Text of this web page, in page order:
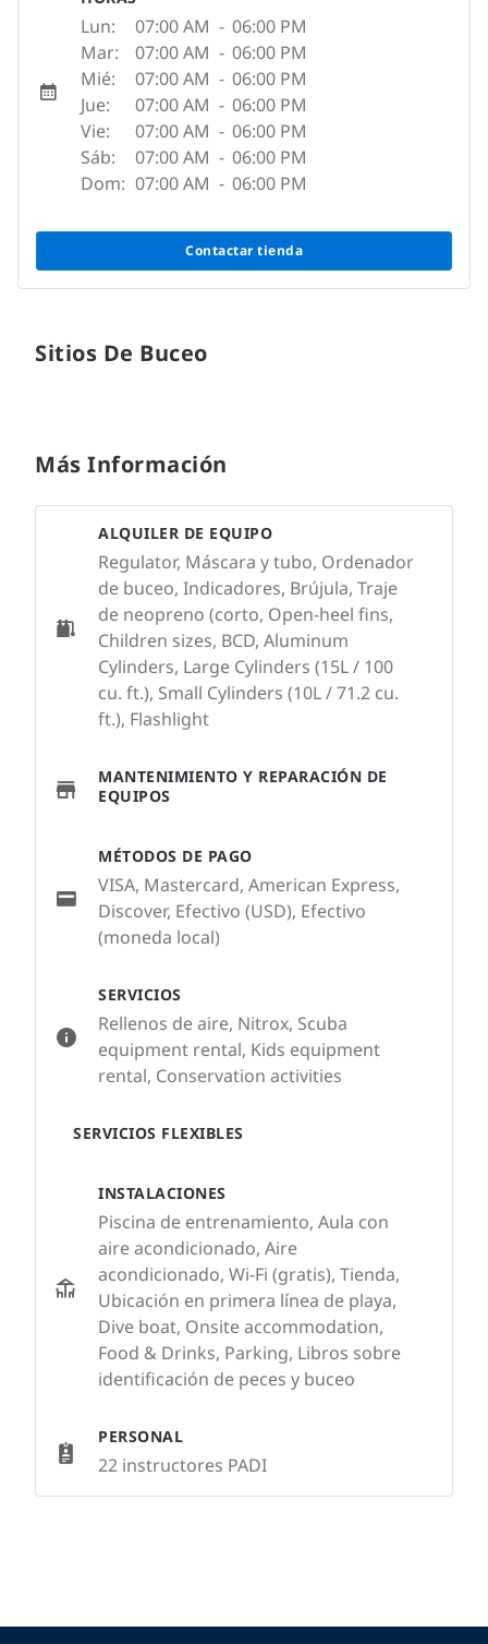
Lun: 07:00 AM - 06:00 PM
Mar:
07:00 AM - 06:00 PM
Mié:
07:00 AM - 06:00 PM
Jue:
07:00 AM - 06:00 PM
Vie:
07:00 AM - 06:00 PM
Sáb:
07:00 AM - 06:00 PM
Dom: 07:00 AM - 06:00 PM
Contactar tienda
Sitios De Buceo
Más Información
SERVICIOS
Rellenos de aire, Nitrox, Scuba
equipment rental, Kids equipment
rental, Conservation activities
SERVICIOS FLEXIBLES
INSTALACIONES
Piscina de entrenamiento, Aula con
aire acondicionado, Aire
acondicionado, Wi-Fi (gratis), Tienda,
Ubicación en primera línea de playa,
Dive boat, Onsite accommodation,
Food & Drinks, Parking, Libros sobre
identificación de peces y buceo
PERSONAL
22 instructores PADI
ALQUILER DE EQUIPO
Regulator, Máscara y tubo, Ordenador
de buceo, Indicadores, Brújula, Traje
de neopreno (corto, Open-heel fins,
Children sizes, BCD, Aluminum
Cylinders, Large Cylinders (15L / 100
cu. ft.), Small Cylinders (10L / 71.2 cu.
ft.), Flashlight
MANTENIMIENTO Y REPARACIÓN DE
EQUIPOS
MÉTODOS DE PAGO
VISA, Mastercard, American Express,
Discover, Efectivo (USD), Efectivo
(moneda local)